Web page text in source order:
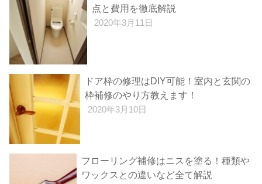
点と費用を徹底解説
2020年3月11日
ドア枠の修理はDIY可能！室内と玄関の
枠補修のやり方教えます！
2020年3月10日
フローリング補修はニスを塗る！種類や
ワックスとの違いなど全て解説